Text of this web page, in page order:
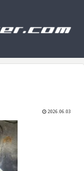
2026.06.03